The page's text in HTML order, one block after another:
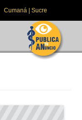
Cumaná | Sucre